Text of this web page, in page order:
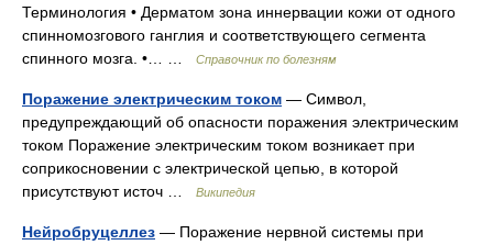
Терминология • Дерматом зона иннервации кожи от одного
спинномозгового ганглия и соответствующего сегмента
спинного мозга. •… …
Справочник по болезням
Поражение электрическим током — Символ,
предупреждающий об опасности поражения электрическим
током Поражение электрическим током возникает при
соприкосновении с электрической цепью, в которой
присутствуют источ …
Википедия
Нейробруцеллез — Поражение нервной системы при